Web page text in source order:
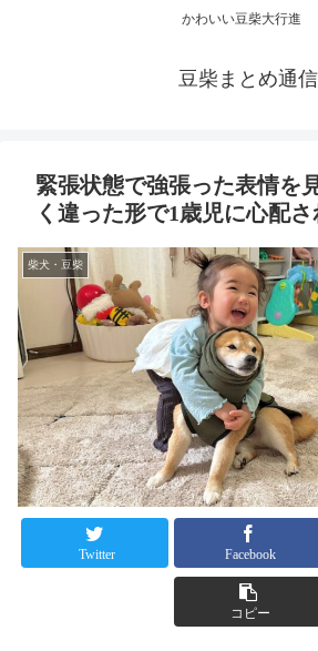
かわいい豆柴大行進
豆柴まとめ通信
緊張状態で強張った表情を
く違った形で1歳児に心配
柴犬・豆柴
Twitter Facebook
コピー